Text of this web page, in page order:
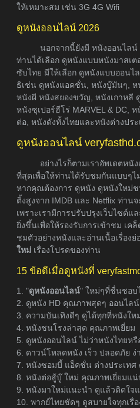
ให้เหมาะสม เช่น 3G 4G Wifi
ดูหนังออนไลน์ 2026
นอกจากนี้ยังมี หนังออนไลน์
ท่านได้เลือก ดูหนังแบบหนังมาสเ
ซับไทย มีให้เลือก ดูหนังแบบออนไ
ธิเช่น ดูหนังแอคชั่น, หนังบู๊มันๆ, ห
หนังผี หนังสยองขวัญ, หนังเกาหลี
หนังซุเปอร์ฮีโร่ MARVEL & DC,
ต่อ, หนังดังทั้งไทยและหนังต่างปร
ดูหนังออนไลน์
อย่างไรก็ตามเราอัพเดตหนั
ที่สุดเพื่อให้ท่านได้รับชมกันแบบๆไ
หากคุณต้องการ ดูหนัง ดูหนังใหม่
ติ้งสูงจาก IMDB และ Netflix ท่าน
เพราะเรามีการปรับปรุงเว็บไซต์แ
ยิ่งขึ้นเพื่อให้รองรับการเข้าชม เ
ชมตัวอย่างหนังและอ่านเนื้อเรื่อง
ใหม่ เรื่องโปรดของท่าน
15 ข้อดีเมื่อดูหนังที่
1. "ดูหนังออนไลน์" ใหม่ๆที่ชื่นชอบ
2. ดูหนัง HD คุณภาพสุดๆ ออนไลน์
3. ความบันเทิงดีๆ ดูได้ทุกที่หนังให
4. หนังชนโรงล่าสุด คุณภาพเยี่ยม
5. ดูหนังออนไลน์ ไม่ว่าหนังไทยหรื
6. ดาวน์โหลดหนัง เร็ว ปลอดภัย ง่
7. หนังซอมบี้ แอ็คชั่น ต่างประเทศ
8. หนังต่อสู้บู๊ ใหม่ คุณภาพเยี่ยมแ
9. หนังมาใหม่แนะนำ ดูแล้วติดใจ
10. พากย์ไทยชัดๆ ดูสบายใจทุกเรื่